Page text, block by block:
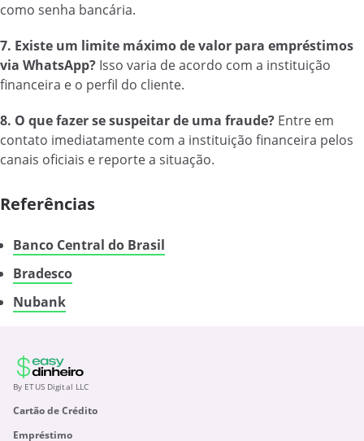
como senha bancária.
7. Existe um limite máximo de valor para empréstimos
via WhatsApp? Isso varia de acordo com a instituição
financeira e o perfil do cliente.
8. O que fazer se suspeitar de uma fraude? Entre em
contato imediatamente com a instituição financeira pelos
canais oficiais e reporte a situação.
Referências
Banco Central do Brasil
Bradesco
Nubank
By ETUS Digital LLC
Cartão de Crédito
Empréstimo